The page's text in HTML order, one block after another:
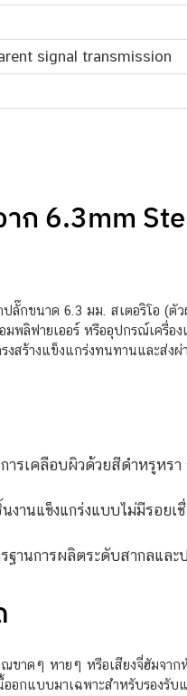
signal transmission
6.3mm
ลั๊กขนาด 6.3 มม. สเตอริโอ (ตั
ลิฟายเออร์ หรืออุปกรณ์เครื่อง
ร้างแข็งแกร่งทนทานและส่งผ่
รเคลือบผิวด้วยสีดำหรูหรา
งานแข็งแกร่งแบบไม่มีรอย
านการผลิตระดับสากลแล
ดๆ หายๆ หรือเสียงจี่ฮัมจาก
ออกแบบมาเฉพาะสำหรับรอง